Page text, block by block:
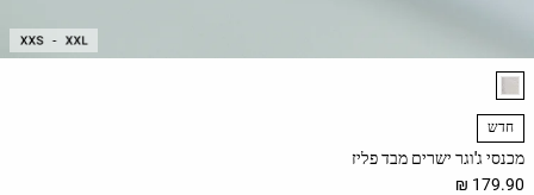
רשימת צבעי המוצר
חדש
מכנסי ג'וגר ישרים מבד פליז
179.90 ₪